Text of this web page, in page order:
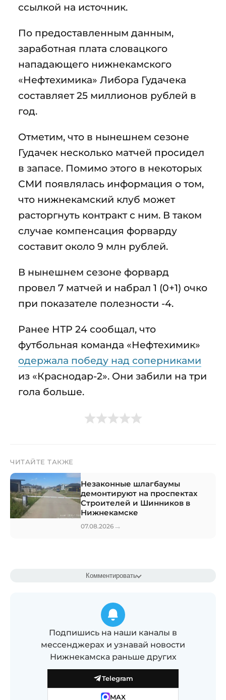
ссылкой на источник.
По предоставленным данным,
заработная плата словацкого
нападающего нижнекамского
«Нефтехимика» Либора Гудачека
составляет 25 миллионов рублей в
год.
Отметим, что в нынешнем сезоне
Гудачек несколько матчей просидел
в запасе. Помимо этого в некоторых
СМИ появлялась информация о том,
что нижнекамский клуб может
расторгнуть контракт с ним. В таком
случае компенсация форварду
составит около 9 млн рублей.
В нынешнем сезоне форвард
провел 7 матчей и набрал 1 (0+1) очко
при показателе полезности -4.
Ранее НТР 24 сообщал, что
футбольная команда «Нефтехимик»
одержала победу над соперниками
из «Краснодар-2». Они забили на три
гола больше.
ЧИТАЙТЕ ТАКЖЕ
Незаконные шлагбаумы
демонтируют на проспектах
Строителей и Шинников в
Нижнекамске
07.08.2026 →
Комментировать
Подпишись на наши каналы в
мессенджерах и узнавай новости
Нижнекамска раньше других
Telegram
MAX